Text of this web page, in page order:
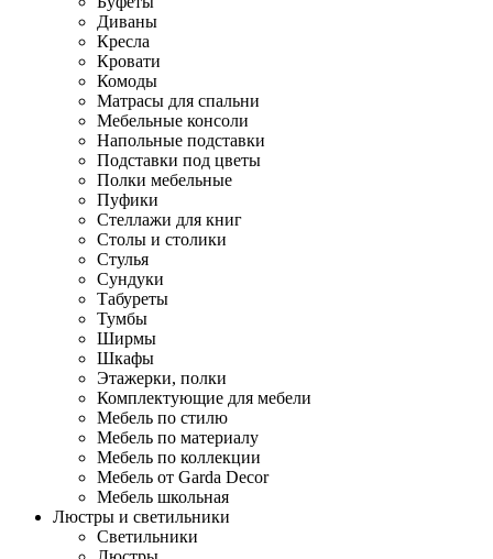
Диваны
Кресла
Кровати
Комоды
Матрасы для спальни
Мебельные консоли
Напольные подставки
Подставки под цветы
Полки мебельные
Пуфики
Стеллажи для книг
Столы и столики
Стулья
Сундуки
Табуреты
Тумбы
Ширмы
Шкафы
Этажерки, полки
Комплектующие для мебели
Мебель по стилю
Мебель по материалу
Мебель по коллекции
Мебель от Garda Decor
Мебель школьная
Люстры и светильники
Светильники